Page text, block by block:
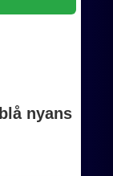
nyans